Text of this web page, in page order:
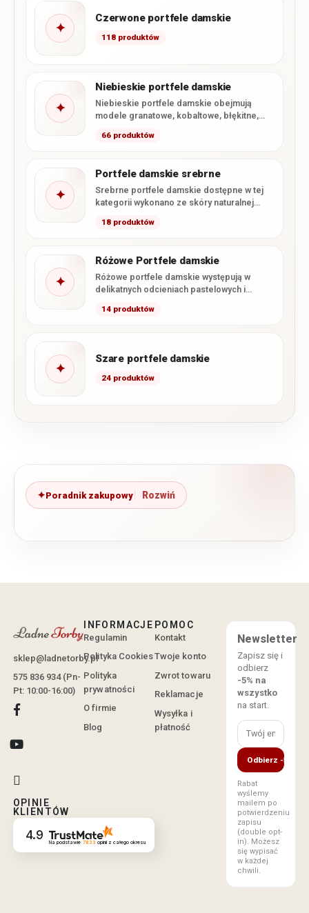
✦
Czerwone portfele damskie
118 produktów
✦
Niebieskie portfele damskie
Niebieskie portfele damskie obejmują
modele granatowe, kobaltowe, błękitne,
kategorii dominują portfele ze…
66 produktów
✦
Portfele damskie srebrne
Srebrne portfele damskie dostępne w tej
kategorii wykonano ze skóry naturalnej
obejmuje…
18 produktów
✦
Różowe Portfele damskie
Różowe portfele damskie występują w
delikatnych odcieniach pastelowych i
intensywnym…
14 produktów
✦
Szare portfele damskie
24 produktów
Poradnik zakupowy
sklep@ladnetorby.pl
575 836 934 (Pn-
Pt: 10:00-16:00)
OPINIE
KLIENTÓW
4.9 Na podstawie 7833 opinii z całego okresu
INFORMACJE
Regulamin
Polityka Cookies
Polityka
prywatności
O firmie
Blog
POMOC
Kontakt
Twoje konto
Zwrot towaru
Reklamacje
Wysyłka i
płatność
Newsletter
Zapisz się i
odbierz
-5% na
wszystko
na start.
Odbierz -5%
Rabat
wyślemy
mailem po
potwierdzeniu
zapisu
(double opt-
in). Możesz
się wypisać
w każdej
chwili.